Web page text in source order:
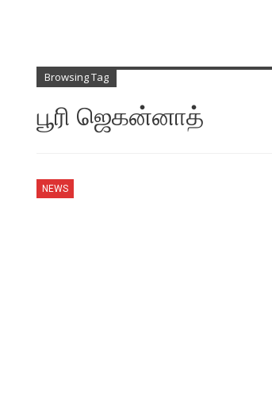
Browsing Tag
பூரி ஜெகன்னாத்
NEWS